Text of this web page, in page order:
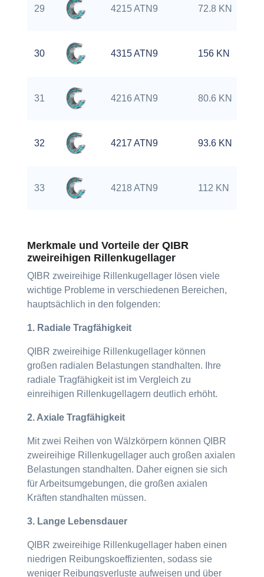
29 4215 ATN9 72.8 KN
30 4315 ATN9 156 KN
31 4216 ATN9 80.6 KN
32 4217 ATN9 93.6 KN
33 4218 ATN9 112 KN
Merkmale und Vorteile der QIBR
zweireihigen Rillenkugellager
QIBR zweireihige Rillenkugellager lösen viele
wichtige Probleme in verschiedenen Bereichen,
hauptsächlich in den folgenden:
1. Radiale Tragfähigkeit
QIBR zweireihige Rillenkugellager können
großen radialen Belastungen standhalten. Ihre
radiale Tragfähigkeit ist im Vergleich zu
einreihigen Rillenkugellagern deutlich erhöht.
2. Axiale Tragfähigkeit
Mit zwei Reihen von Wälzkörpern können QIBR
zweireihige Rillenkugellager auch großen axialen
Belastungen standhalten. Daher eignen sie sich
für Arbeitsumgebungen, die großen axialen
Kräften standhalten müssen.
3. Lange Lebensdauer
QIBR zweireihige Rillenkugellager haben einen
niedrigen Reibungskoeffizienten, sodass sie
weniger Reibungsverluste aufweisen und über